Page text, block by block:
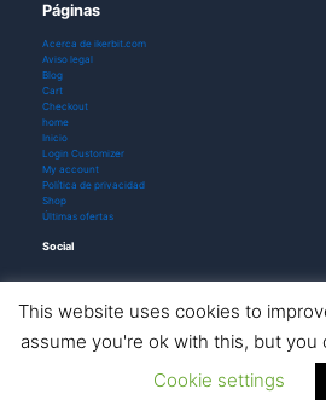
Páginas
Acerca de ikerbit.com
Aviso legal
Blog
Cart
Checkout
home
Inicio
Login Customizer
My account
Política de privacidad
Shop
Últimas ofertas
Social
Todos los derechos © 2026
This website uses cookies to
assume you're ok with this, but
Cookie settings